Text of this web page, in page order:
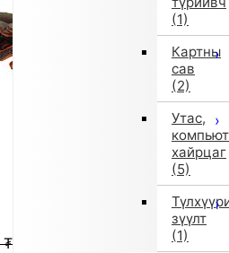
(1)
Картны
сав
(2)
Утас,
хайрцаг
(5)
зүүлт
(1)
₮